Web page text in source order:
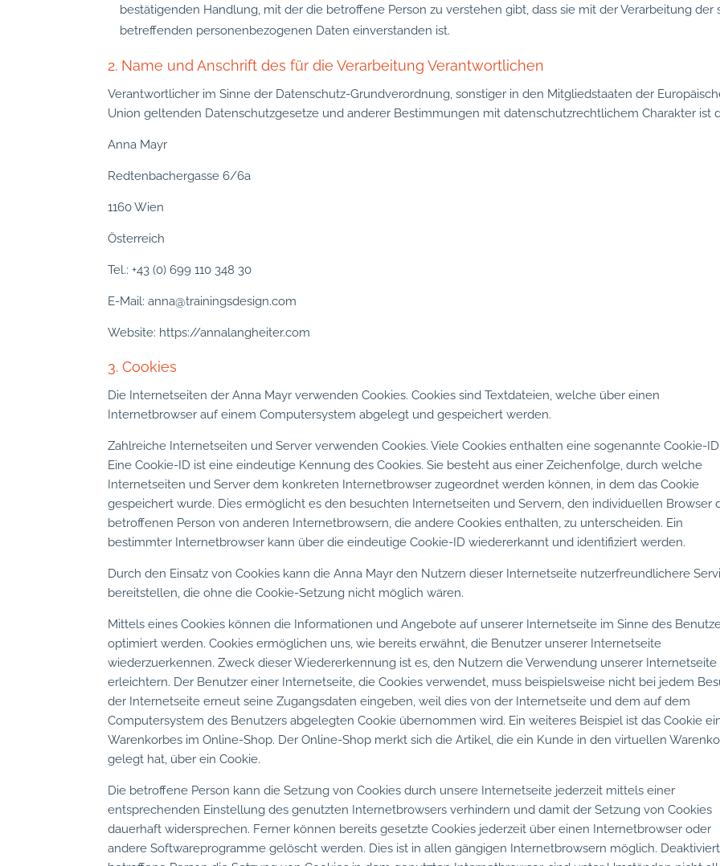
bestätigenden Handlung, mit der die betroffene Person zu verstehen gibt, dass sie mit der Verarbeitung der
betreffenden personenbezogenen Daten einverstanden ist.
2. Name und Anschrift des für die Verarbeitung Verantwortlichen
Verantwortlicher im Sinne der Datenschutz-Grundverordnung, sonstiger in den Mitgliedstaaten der
Union geltenden Datenschutzgesetze und anderer Bestimmungen mit datenschutzrechtlichem Charakter ist
Anna Mayr
Redtenbachergasse 6/6a
1160 Wien
Österreich
Tel.: +43 (0) 699 110 348 30
E-Mail: anna@trainingsdesign.com
Website: https://annalangheiter.com
3. Cookies
Die Internetseiten der Anna Mayr verwenden Cookies. Cookies sind Textdateien, welche über einen
Internetbrowser auf einem Computersystem abgelegt und gespeichert werden.
Zahlreiche Internetseiten und Server verwenden Cookies. Viele Cookies enthalten eine sogenannte Cookie-ID.
Eine Cookie-ID ist eine eindeutige Kennung des Cookies. Sie besteht aus einer Zeichenfolge, durch welche
Internetseiten und Server dem konkreten Internetbrowser zugeordnet werden können, in dem das Cookie
gespeichert wurde. Dies ermöglicht es den besuchten Internetseiten und Servern, den individuellen Browser
betroffenen Person von anderen Internetbrowsern, die andere Cookies enthalten, zu unterscheiden. Ein
bestimmter Internetbrowser kann über die eindeutige Cookie-ID wiedererkannt und identifiziert werden.
Durch den Einsatz von Cookies kann die Anna Mayr den Nutzern dieser Internetseite nutzerfreundlichere
bereitstellen, die ohne die Cookie-Setzung nicht möglich wären.
Mittels eines Cookies können die Informationen und Angebote auf unserer Internetseite im Sinne des
optimiert werden. Cookies ermöglichen uns, wie bereits erwähnt, die Benutzer unserer Internetseite
wiederzuerkennen. Zweck dieser Wiedererkennung ist es, den Nutzern die Verwendung unserer Internetseite
erleichtern. Der Benutzer einer Internetseite, die Cookies verwendet, muss beispielsweise nicht bei jedem
der Internetseite erneut seine Zugangsdaten eingeben, weil dies von der Internetseite und dem auf dem
Computersystem des Benutzers abgelegten Cookie übernommen wird. Ein weiteres Beispiel ist das Cookie
Warenkorbes im Online-Shop. Der Online-Shop merkt sich die Artikel, die ein Kunde in den virtuellen
gelegt hat, über ein Cookie.
Die betroffene Person kann die Setzung von Cookies durch unsere Internetseite jederzeit mittels einer
entsprechenden Einstellung des genutzten Internetbrowsers verhindern und damit der Setzung von Cookies
dauerhaft widersprechen. Ferner können bereits gesetzte Cookies jederzeit über einen Internetbrowser oder
andere Softwareprogramme gelöscht werden. Dies ist in allen gängigen Internetbrowsern möglich.